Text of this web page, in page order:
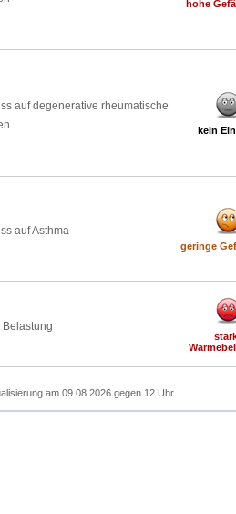
hohe
auf degenerative rheumatische
kein
auf Asthma
geringe
am 09.08.2026 gegen 12 Uhr